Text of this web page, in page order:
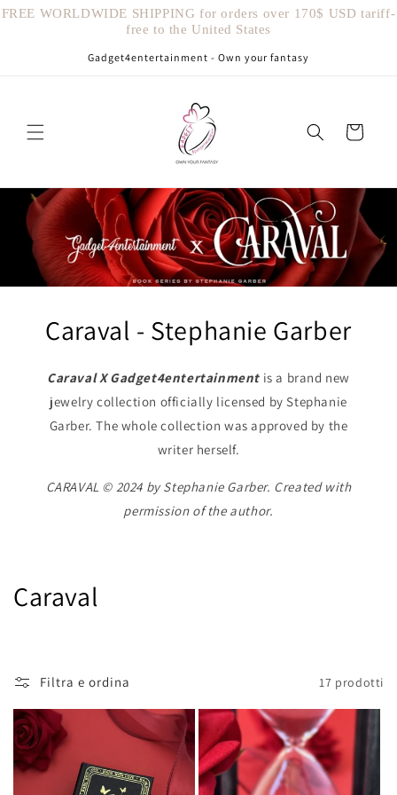
FREE WORLDWIDE SHIPPING for orders over 170$ USD tariff-
free to the United States
direttamente
Gadget4entertainment - Own your fantasy
Carrello
Caraval - Stephanie Garber
Caraval X Gadget4entertainment is a brand new
jewelry collection officially licensed by Stephanie
Garber. The whole collection was approved by the
writer herself.
CARAVAL © 2024 by Stephanie Garber. Created with
permission of the author.
C
l
e
z
Caraval
Filtra e ordina 17 prodotti